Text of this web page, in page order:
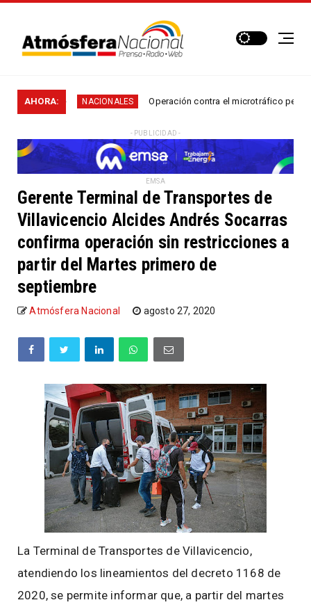
AHORA:NACIONALES Operación contra el microtráfico permitió que
- PUBLICIDAD -
EMSA
Gerente Terminal de Transportes de
Villavicencio Alcides Andrés Socarras
confirma operación sin restricciones a
partir del Martes primero de
septiembre
Atmósfera Nacional agosto 27, 2020
La Terminal de Transportes de Villavicencio,
atendiendo los lineamientos del decreto 1168 de
2020, se permite informar que, a partir del martes